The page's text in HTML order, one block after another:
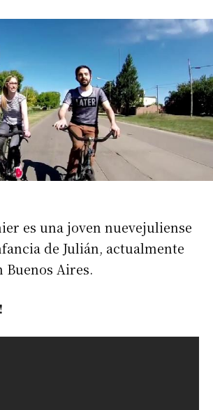
es una joven nuevejuliense
de Julián, actualmente
Buenos Aires.